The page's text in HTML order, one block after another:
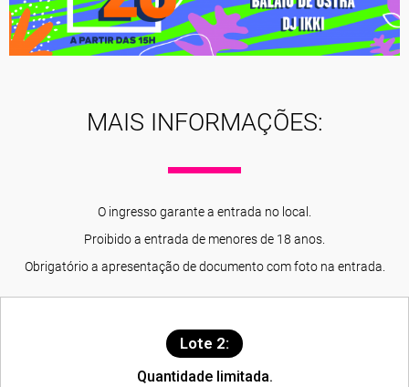
MAIS INFORMAÇÕES:
O ingresso garante a entrada no local.
Proibido a entrada de menores de 18 anos.
Obrigatório a apresentação de documento com foto na entrada.
Lote 2:
Quantidade limitada.